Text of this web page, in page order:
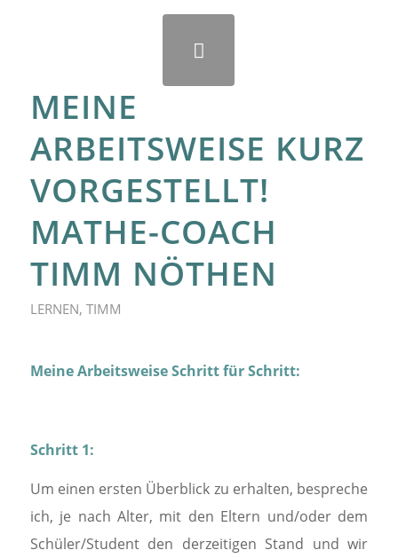
MEINE
ARBEITSWEISE KURZ
VORGESTELLT!
MATHE-COACH
TIMM NÖTHEN
LERNEN, TIMM
Meine Arbeitsweise Schritt für Schritt:
Schritt 1:
Um einen ersten Überblick zu erhalten, bespreche
ich, je nach Alter, mit den Eltern und/oder dem
Schüler/Student den derzeitigen Stand und wir